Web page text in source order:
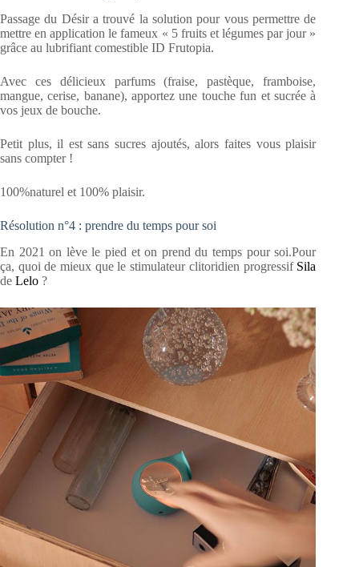
Passage du Désir a trouvé la solution pour vous permettre de
mettre en application le fameux « 5 fruits et légumes par jour »
grâce au lubrifiant comestible ID Frutopia.
Avec ces délicieux parfums (fraise, pastèque, framboise,
mangue, cerise, banane), apportez une touche fun et sucrée à
vos jeux de bouche.
Petit plus, il est sans sucres ajoutés, alors faites vous plaisir
sans compter !
100%naturel et 100% plaisir.
Résolution n°4 : prendre du temps pour soi
En 2021 on lève le pied et on prend du temps pour soi.Pour
ça, quoi de mieux que le stimulateur clitoridien progressif Sila
de Lelo ?